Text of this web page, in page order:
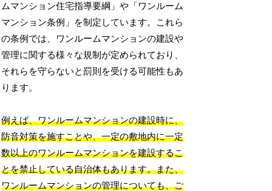
ムマンション住宅指導要綱」や「ワンルーム
マンション条例」を制定しています。これら
の条例では、ワンルームマンションの建設や
管理に関する様々な規制が定められており、
それらを守らないと罰則を受ける可能性もあ
ります。
例えば、ワンルームマンションの建設時に、
防音対策を施すことや、一定の敷地内に一定
数以上のワンルームマンションを建設するこ
とを禁止している自治体もあります。また、
ワンルームマンションの管理についても、ご